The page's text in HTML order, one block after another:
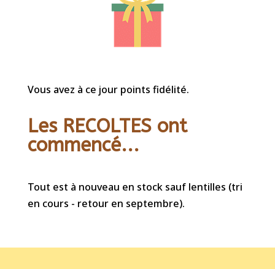
Vous avez à ce jour points fidélité.
Les RECOLTES ont
commencé...
Tout est à nouveau en stock sauf lentilles (tri
en cours - retour en septembre).